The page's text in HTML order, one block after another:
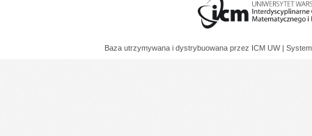
Baza utrzymywana i dystrybuowana przez ICM UW |